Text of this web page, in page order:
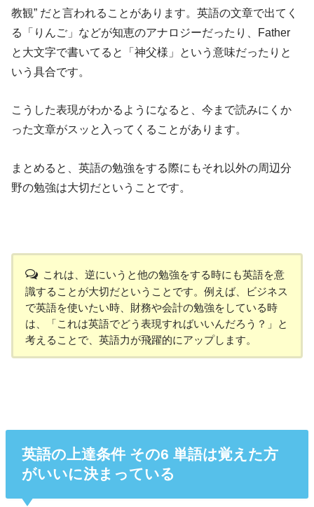
教観” だと言われることがあります。英語の文章で出てく
る「りんご」などが知恵のアナロジーだったり、Father
と大文字で書いてると「神父様」という意味だったりと
いう具合です。
こうした表現がわかるようになると、今まで読みにくか
った文章がスッと入ってくることがあります。
まとめると、英語の勉強をする際にもそれ以外の周辺分
野の勉強は大切だということです。
これは、逆にいうと他の勉強をする時にも英語を意
識することが大切だということです。例えば、ビジネス
で英語を使いたい時、財務や会計の勉強をしている時
は、「これは英語でどう表現すればいいんだろう？」と
考えることで、英語力が飛躍的にアップします。
英語の上達条件 その6 単語は覚えた方
がいいに決まっている